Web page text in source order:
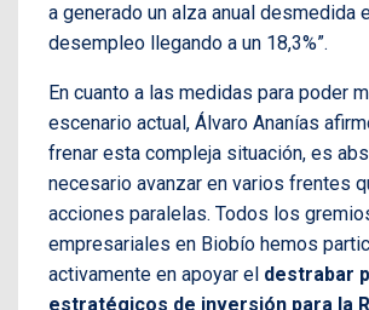
a generado un alza anual desmedida
desempleo llegando a un 18,3%”.
En cuanto a las medidas para poder
escenario actual, Álvaro Ananías
frenar esta compleja situación, es
necesario avanzar en varios frentes
acciones paralelas. Todos los
empresariales en Biobío hemos
activamente en apoyar el destrabar
estratégicos de inversión para la